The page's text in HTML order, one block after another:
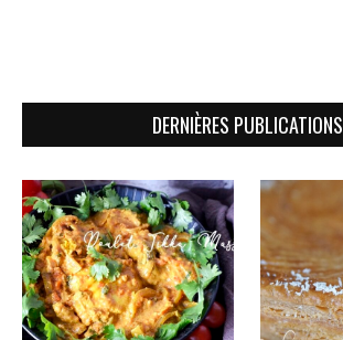
DERNIÈRES PUBLICATIONS